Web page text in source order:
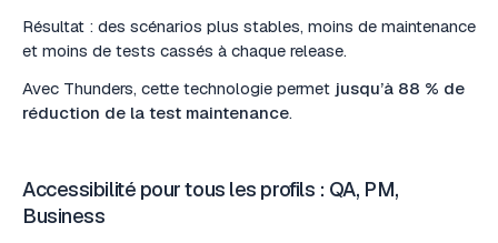
Résultat : des scénarios plus stables, moins de maintenance
et moins de tests cassés à chaque release.
Avec Thunders, cette technologie permet jusqu’à 88 % de
réduction de la test maintenance.
Accessibilité pour tous les profils : QA, PM,
Business